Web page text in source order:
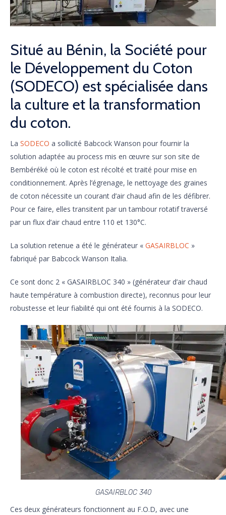
Situé au Bénin, la Société pour
le Développement du Coton
(SODECO) est spécialisée dans
la culture et la transformation
du coton.
La SODECO a sollicité Babcock Wanson pour fournir la
solution adaptée au process mis en œuvre sur son site de
Bembéréké où le coton est récolté et traité pour mise en
conditionnement. Après l’égrenage, le nettoyage des graines
de coton nécessite un courant d’air chaud afin de les défibrer.
Pour ce faire, elles transitent par un tambour rotatif traversé
par un flux d’air chaud entre 110 et 130°C.
La solution retenue a été le générateur « GASAIRBLOC »
fabriqué par Babcock Wanson Italia.
Ce sont donc 2 « GASAIRBLOC 340 » (générateur d’air chaud
haute température à combustion directe), reconnus pour leur
robustesse et leur fiabilité qui ont été fournis à la SODECO.
GASAIRBLOC 340
Ces deux générateurs fonctionnent au F.O.D, avec une